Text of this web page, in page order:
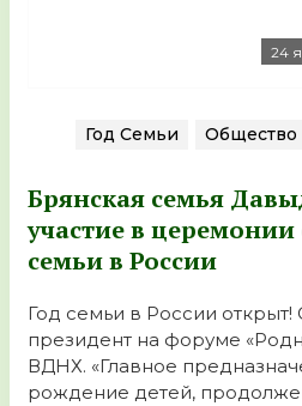
24
Год Семьи Общество
Брянская семья
участие в
семьи в России
Год семьи в России открыт!
президент на форуме
ВДНХ. «Главное
рождение детей,